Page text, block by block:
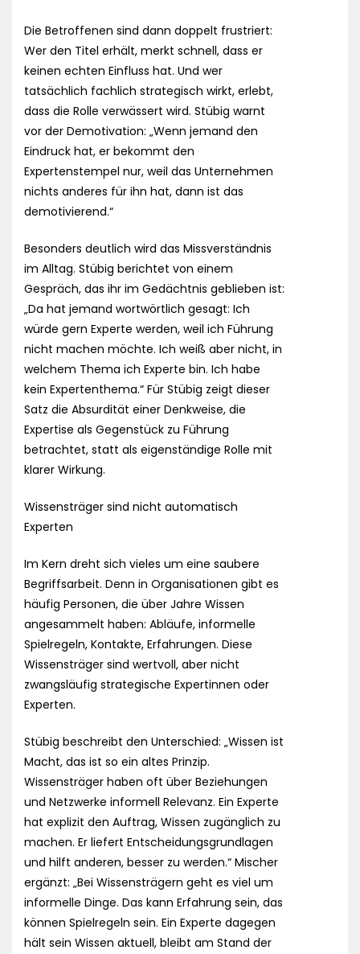
Die Betroffenen sind dann doppelt frustriert:
Wer den Titel erhält, merkt schnell, dass er
keinen echten Einfluss hat. Und wer
tatsächlich fachlich strategisch wirkt, erlebt,
dass die Rolle verwässert wird. Stübig warnt
vor der Demotivation: „Wenn jemand den
Eindruck hat, er bekommt den
Expertenstempel nur, weil das Unternehmen
nichts anderes für ihn hat, dann ist das
demotivierend.“
Besonders deutlich wird das Missverständnis
im Alltag. Stübig berichtet von einem
Gespräch, das ihr im Gedächtnis geblieben ist:
„Da hat jemand wortwörtlich gesagt: Ich
würde gern Experte werden, weil ich Führung
nicht machen möchte. Ich weiß aber nicht, in
welchem Thema ich Experte bin. Ich habe
kein Expertenthema.“ Für Stübig zeigt dieser
Satz die Absurdität einer Denkweise, die
Expertise als Gegenstück zu Führung
betrachtet, statt als eigenständige Rolle mit
klarer Wirkung.
Wissensträger sind nicht automatisch
Experten
Im Kern dreht sich vieles um eine saubere
Begriffsarbeit. Denn in Organisationen gibt es
häufig Personen, die über Jahre Wissen
angesammelt haben: Abläufe, informelle
Spielregeln, Kontakte, Erfahrungen. Diese
Wissensträger sind wertvoll, aber nicht
zwangsläufig strategische Expertinnen oder
Experten.
Stübig beschreibt den Unterschied: „Wissen ist
Macht, das ist so ein altes Prinzip.
Wissensträger haben oft über Beziehungen
und Netzwerke informell Relevanz. Ein Experte
hat explizit den Auftrag, Wissen zugänglich zu
machen. Er liefert Entscheidungsgrundlagen
und hilft anderen, besser zu werden.“ Mischer
ergänzt: „Bei Wissensträgern geht es viel um
informelle Dinge. Das kann Erfahrung sein, das
können Spielregeln sein. Ein Experte dagegen
hält sein Wissen aktuell, bleibt am Stand der